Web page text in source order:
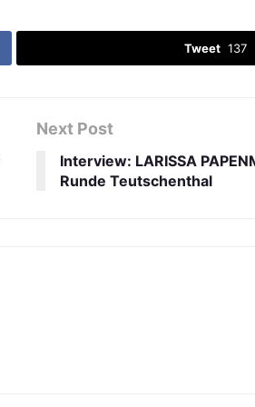
Tweet 137
Next Post
Interview: LARISSA
Runde Teutschenthal